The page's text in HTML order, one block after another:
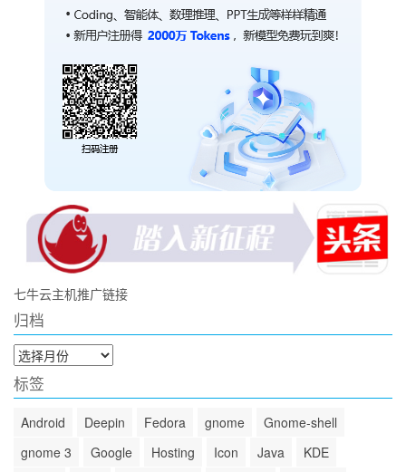
七牛云主机推广链接
归档
归
档
标签
Android Deepin Fedora gnome
Gnome-shell
gnome 3
Google Hosting Icon Java
KDE